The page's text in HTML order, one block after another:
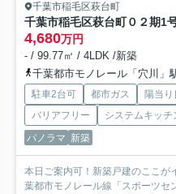
千葉市稲毛区萩台町
千葉市稲毛区萩台町０２期1
4,680万円
- / 99.77㎡ / 4LDK /新築
千葉都市モノレール「穴川」
駐車2台可 都市ガス 陽当り
バリアフリー
システムキッチ
パノラマ 新築
本日ご案内可！新築戸建のここ
葉都市モノレール線「スポーツセ